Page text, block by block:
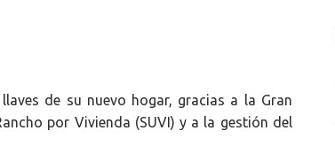
de su nuevo hogar, gracias a la Gran
por Vivienda (SUVI) y a la gestión del